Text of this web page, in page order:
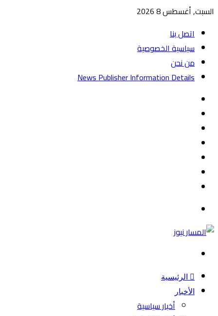
السبت, أغسطس 8 2026
اتصل بنا
سياسية الخصوصية
من نحن
News Publisher Information Details
الرئيسية
الأخبار
أخبار سياسية